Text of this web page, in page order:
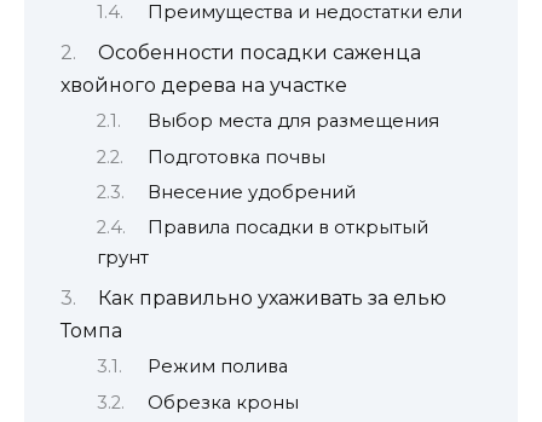
Преимущества и недостатки ели
Особенности посадки саженца
хвойного дерева на участке
Выбор места для размещения
Подготовка почвы
Внесение удобрений
Правила посадки в открытый
грунт
Как правильно ухаживать за елью
Томпа
Режим полива
Обрезка кроны